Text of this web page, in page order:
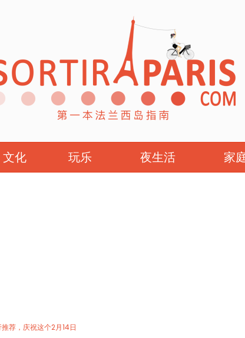
文化 玩乐 夜生活 家
荐，庆祝这个2月14日